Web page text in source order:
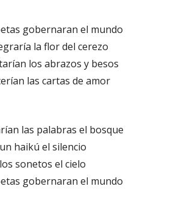
gobernaran el mundo
la flor del cerezo
los abrazos y besos
las cartas de amor
las palabras el bosque
un haikú el silencio
los sonetos el cielo
gobernaran el mundo